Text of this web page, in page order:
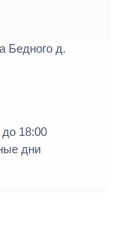
Бедного д.
18:00
дни